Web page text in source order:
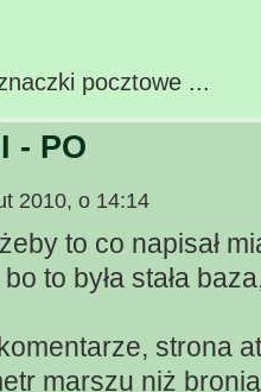
pocztowe ...
- PO
2010, o 14:14
to co napisał
to była stała
strona
marszu niż